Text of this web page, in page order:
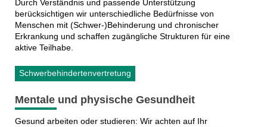
Durch Verständnis und passende Unterstützung
berücksichtigen wir unterschiedliche Bedürfnisse von
Menschen mit (Schwer-)Behinderung und chronischer
Erkrankung und schaffen zugängliche Strukturen für eine
aktive Teilhabe.
Schwerbehindertenvertretung
Mentale und physische Gesundheit
Gesund arbeiten oder studieren: Wir achten auf Ihr